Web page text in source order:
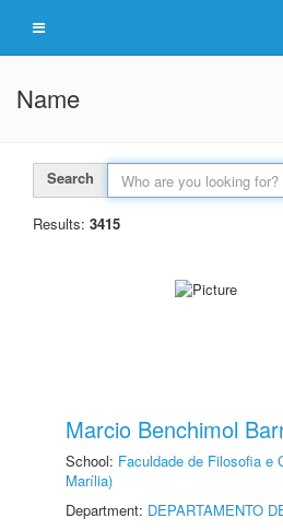
Name
Search
Results: 3415
Marcio Benchimol
School: Faculdade de Filosofia e
Marília)
Department: DEPARTAMENTO